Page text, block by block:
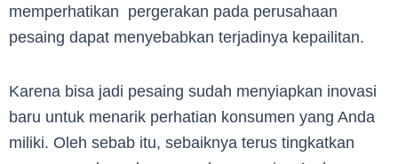
memperhatikan pergerakan pada perusahaan
pesaing dapat menyebabkan terjadinya kepailitan.
Karena bisa jadi pesaing sudah menyiapkan inovasi
baru untuk menarik perhatian konsumen yang Anda
miliki. Oleh sebab itu, sebaiknya terus tingkatkan